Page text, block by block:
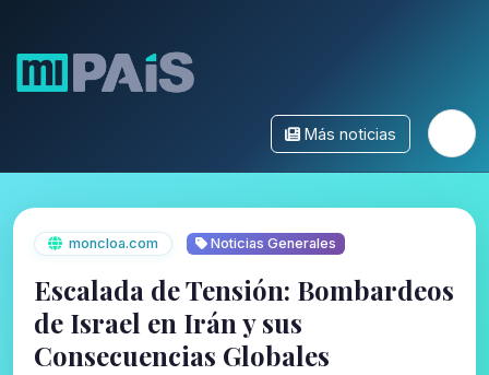
Más noticias
moncloa.com Noticias Generales
Escalada de Tensión: Bombardeos
de Israel en Irán y sus
Consecuencias Globales